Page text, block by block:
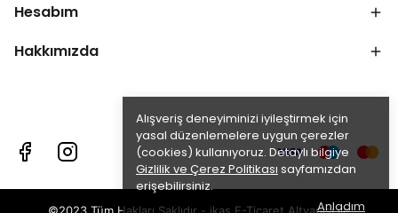
Alışveriş deneyiminizi iyileştirmek için
yasal düzenlemelere uygun çerezler
(cookies) kullanıyoruz. Detaylı bilgiye
Gizlilik ve Çerez Politikası sayfamızdan
erişebilirsiniz.
Anladım
Hesabım
Hakkımızda